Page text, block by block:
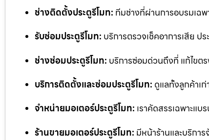
ช่างติดตั้งประตูรีโมท: ทีมช่างที่ผ่านการอบรมเฉ
รับซ่อมประตูรีโมท: บริการตรวจเช็คอาการเสีย ป
ช่างซ่อมประตูรีโมท: บริการซ่อมด่วนถึงที่ แก้ไขต
บริการติดตั้งและซ่อมประตูรีโมท: ดูแลทั้งลูกค้าเก่
จำหน่ายมอเตอร์ประตูรีโมท: เราคัดสรรเฉพาะ
ร้านขายมอเตอร์ประตูรีโมท: มีหน้าร้านและบริกา